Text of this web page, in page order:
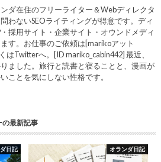
ダ在住のフリーライター＆Webディレクタ
わないSEOライティングが得意です。ディ
採用サイト・企業サイト・オウンドメディ
す。お仕事のご依頼は[marikoアット
はTwitterへ。[ID mariko_cabin442] 最近、
ました。旅行と読書と寝ることと、漫画が
ことを気にしない性格です。
の最新記事
日記 オランダ日記